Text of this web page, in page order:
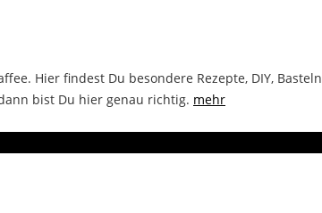
Hier findest Du besondere Rezepte, DIY, Basteln
bist Du hier genau richtig. mehr